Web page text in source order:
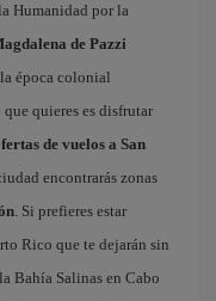
Humanidad por la
de Pazzi
época colonial
quieres es disfrutar
de vuelos a San
encontrarás zonas
. Si prefieres estar
Rico que te dejarán sin
Bahía Salinas en Cabo